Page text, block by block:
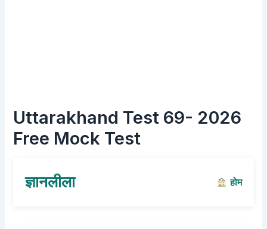
Uttarakhand Test 69- 2026
Free Mock Test
ज्ञानलीला होम